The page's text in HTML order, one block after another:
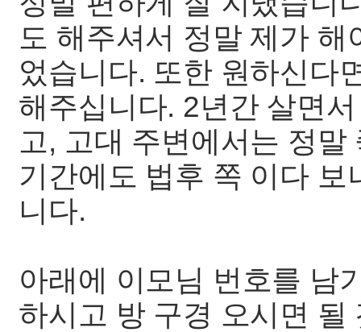
도 해주셔서 정말 제가
었습니다. 또한 원하신다
해주십니다. 2년간 살면
고, 고대 주변에서는 정
기간에도 법후 쪽 이다
니다.
아래에 이모님 번호를 남
하시고 방 구경 오시면 될